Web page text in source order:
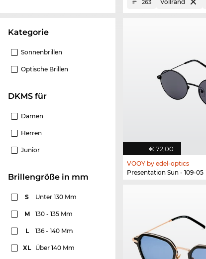
Kategorie
Sonnenbrillen
Optische Brillen
DKMS für
Damen
Herren
Junior
Brillengröße in mm
S Unter 130 Mm
M 130 - 135 Mm
L 136 - 140 Mm
XL Über 140 Mm
263 Vollrand
€ 72,00
VOOY by edel-optics
Presentation Sun - 109-05